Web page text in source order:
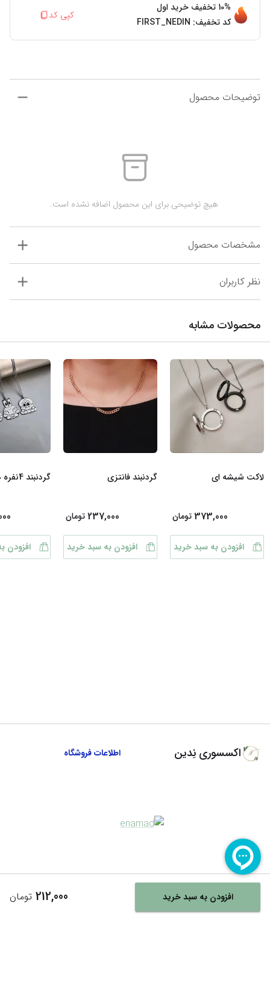
10% تخفیف خرید اول
کد تخفیف: FIRST_NEDIN
کپی کد
توضیحات محصول
مشخصات محصول
نظر کاربران
محصولات مشابه
لاکت شیشه ای
373,000 تومان
افزودن به سبد خرید
گردنبند فانتزی
237,000 تومان
افزودن به سبد خرید
گردنبند 4نفره دوستی
افزودن
افزودن به سبد خرید 212,000 تومان
اکسسوری نِدین اطلاعات فروشگاه